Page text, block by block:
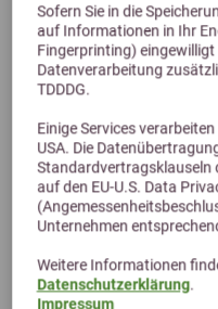
Sofern Sie in die
auf Informationen in Ihr
Fingerprinting)
Datenverarbeitung
TDDDG.
Einige Services
USA. Die
Standardvertragsklauseln
auf den EU-U.S. Data
Unternehmen
Weitere Informationen
Datenschutzerklärung.
Impressum